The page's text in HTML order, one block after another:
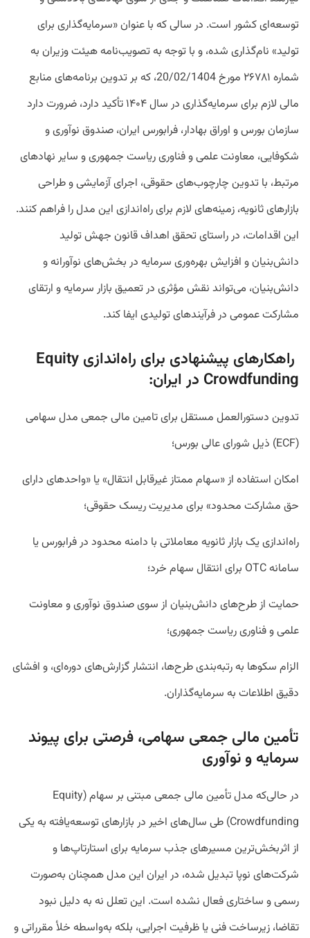
توسعه‌ای کشور است. در سالی که با عنوان «سرمایه‌گذاری برای
تولید» نام‌گذاری شده، و با توجه به تصویب‌نامه هیئت وزیران به
شماره ۲۶۷۸۱ مورخ 20/02/1404، که بر تدوین برنامه‌های منابع
مالی لازم برای سرمایه‌گذاری در سال ۱۴۰۴ تأکید دارد، ضرورت دارد
سازمان بورس و اوراق بهادار، فرابورس ایران، صندوق نوآوری و
شکوفایی، معاونت علمی و فناوری ریاست جمهوری و سایر نهادهای
مرتبط، با تدوین چارچوب‌های حقوقی، اجرای آزمایشی و طراحی
بازارهای ثانویه، زمینه‌های لازم برای راه‌اندازی این مدل را فراهم کنند.
این اقدامات، در راستای تحقق اهداف قانون جهش تولید
دانش‌بنیان و افزایش بهره‌وری سرمایه در بخش‌های نوآورانه و
دانش‌بنیان، می‌تواند نقش مؤثری در تعمیق بازار سرمایه و ارتقای
مشارکت عمومی در فرآیندهای تولیدی ایفا کند.
راهکارهای پیشنهادی برای راه‌اندازی Equity
Crowdfunding در ایران:
تدوین دستورالعمل مستقل برای تامین مالی جمعی مدل سهامی
(ECF) ذیل شورای عالی بورس؛
امکان استفاده از «سهام ممتاز غیرقابل انتقال» یا «واحدهای دارای
حق مشارکت محدود» برای مدیریت ریسک حقوقی؛
راه‌اندازی یک بازار ثانویه معاملاتی با دامنه محدود در فرابورس یا
سامانه OTC برای انتقال سهام خرد؛
حمایت از طرح‌های دانش‌بنیان از سوی صندوق نوآوری و معاونت
علمی و فناوری ریاست جمهوری؛
الزام سکوها به رتبه‌بندی طرح‌ها، انتشار گزارش‌های دوره‌ای، و افشای
دقیق اطلاعات به سرمایه‌گذاران.
تأمین مالی جمعی سهامی، فرصتی برای پیوند
سرمایه و نوآوری
در حالی‌که مدل تأمین مالی جمعی مبتنی بر سهام (Equity
Crowdfunding) طی سال‌های اخیر در بازارهای توسعه‌یافته به یکی
از اثربخش‌ترین مسیرهای جذب سرمایه برای استارتاپ‌ها و
شرکت‌های نوپا تبدیل شده، در ایران این مدل همچنان به‌صورت
رسمی و ساختاری فعال نشده است. این تعلل نه به دلیل نبود
تقاضا، زیرساخت فنی یا ظرفیت اجرایی، بلکه به‌واسطه خلأ مقرراتی و